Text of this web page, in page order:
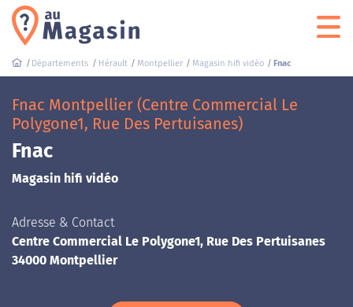
Départements Hérault Montpellier Magasin hifi vidéo Fnac
Fnac Montpellier (Centre Commercial Le
Polygone1, Rue Des Pertuisanes)
Fnac
Magasin hifi vidéo
Adresse & Contact
Centre Commercial Le Polygone1, Rue Des Pertuisanes
34000 Montpellier